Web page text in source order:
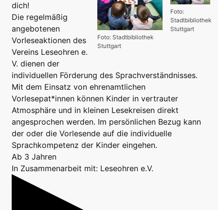
Foto:
Stadtbibliothek
Stuttgart
Foto: Stadtbibliothek
Stuttgart
dich!
Die regelmäßig
angebotenen
Vorleseaktionen des
Vereins Leseohren e.
V. dienen der
individuellen Förderung des Sprachverständnisses.
Mit dem Einsatz von ehrenamtlichen
Vorlesepat*innen können Kinder in vertrauter
Atmosphäre und in kleinen Lesekreisen direkt
angesprochen werden. Im persönlichen Bezug kann
der oder die Vorlesende auf die individuelle
Sprachkompetenz der Kinder eingehen.
Ab 3 Jahren
In Zusammenarbeit mit: Leseohren e.V.